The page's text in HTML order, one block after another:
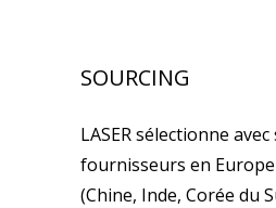
SOURCING
LASER sélectionne
fournisseurs en
(Chine, Inde, Corée du